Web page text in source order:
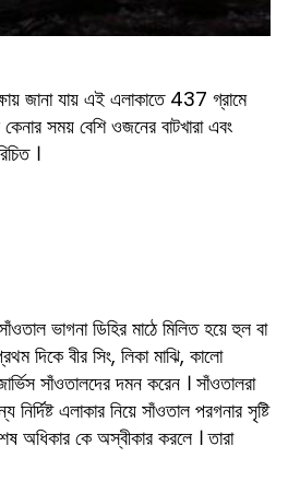
জানা যায় এই এলাকাতে 437 গ্রামে
সময় বেশি ওজনের বাটখারা এবং
।
ভাগনা ডিহির মাঠে মিলিত হয়ে হুল বা
দিকে বীর সিং, লিকা মাঝি, কালো
সাঁওতালদের দমন করেন । সাঁওতালরা
এলাকার নিয়ে সাঁওতাল পরগনার সৃষ্টি
অধিকার কে অস্বীকার করলে । তারা